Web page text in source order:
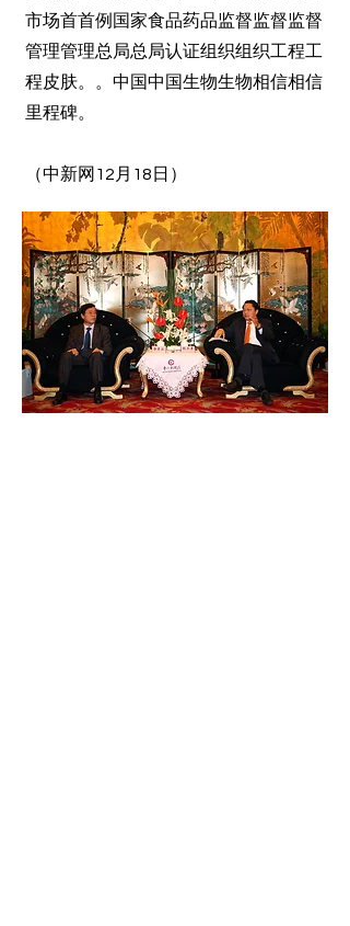
市场首首例国家食品药品监督监督监督
管理管理总局总局认证组织组织工程工
程皮肤。。中国中国生物生物相信相信
里程碑。
（中新网12月18日）